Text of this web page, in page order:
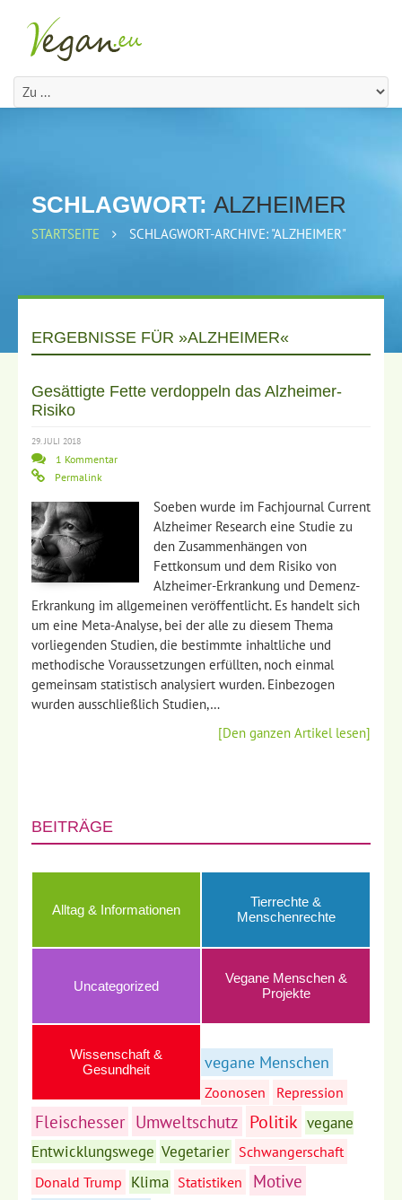
SCHLAGWORT: ALZHEIMER
STARTSEITE SCHLAGWORT-ARCHIVE: "ALZHEIMER"
ERGEBNISSE FÜR »ALZHEIMER«
Gesättigte Fette verdoppeln das Alzheimer-
Risiko
29. JULI 2018
1 Kommentar
Permalink
Soeben wurde im Fachjournal Current
Alzheimer Research eine Studie zu
den Zusammenhängen von
Fettkonsum und dem Risiko von
Alzheimer-Erkrankung und Demenz-
Erkrankung im allgemeinen veröffentlicht. Es handelt sich
um eine Meta-Analyse, bei der alle zu diesem Thema
vorliegenden Studien, die bestimmte inhaltliche und
methodische Voraussetzungen erfüllten, noch einmal
gemeinsam statistisch analysiert wurden. Einbezogen
wurden ausschließlich Studien,…
[Den ganzen Artikel lesen]
BEITRÄGE
Alltag & Informationen
Tierrechte &
Menschenrechte
Uncategorized
Vegane Menschen &
Projekte
Wissenschaft &
Gesundheit
vegane Menschen
Zoonosen Repression
Fleischesser Umweltschutz Politik vegane
Entwicklungswege Vegetarier Schwangerschaft
Donald Trump Klima Statistiken Motive